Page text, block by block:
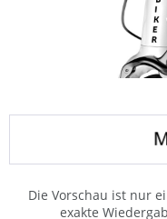
Die Vorschau ist nur
exakte